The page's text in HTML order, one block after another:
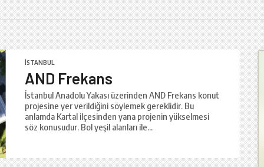
İSTANBUL
AND Frekans
İstanbul Anadolu Yakası üzerinden AND Frekans konut
projesine yer verildiğini söylemek gereklidir. Bu
anlamda Kartal ilçesinden yana projenin yükselmesi
söz konusudur. Bol yeşil alanları ile...